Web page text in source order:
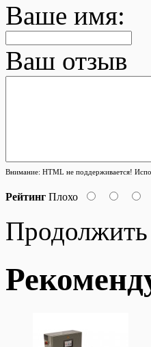
Ваше имя:
Ваш отзыв
Внимание: HTML не поддерживается!
Рейтинг Плохо
Продолжить